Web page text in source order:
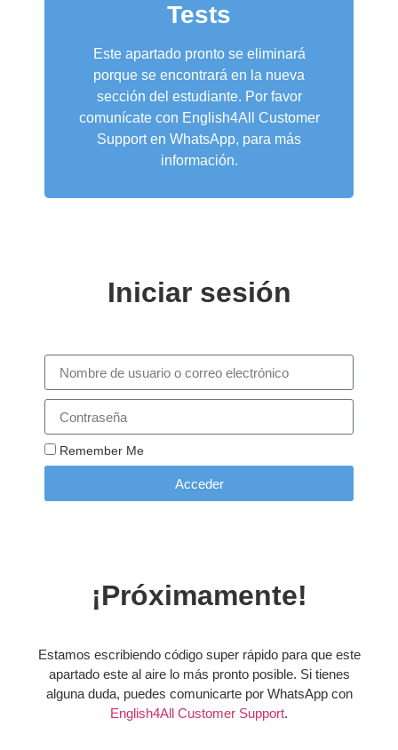
Tests
Este apartado pronto se eliminará
porque se encontrará en la nueva
sección del estudiante. Por favor
comunícate con English4All Customer
Support en WhatsApp, para más
información.
Iniciar sesión
Remember Me
Acceder
¡Próximamente!
Estamos escribiendo código super rápido para que este
apartado este al aire lo más pronto posible. Si tienes
alguna duda, puedes comunicarte por WhatsApp con
English4All Customer Support.